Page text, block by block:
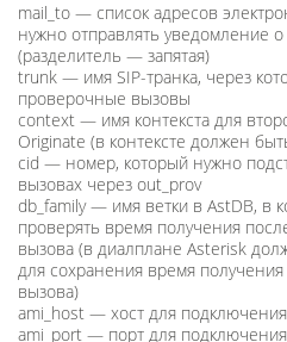
mail_to — список адресов
нужно отправлять уведомление
(разделитель — запятая)
trunk — имя SIP-транка, через
проверочные вызовы
context — имя контекста для
Originate (в контексте должен
cid — номер, который нужно
вызовах через out_prov
db_family — имя ветки в AstDB, в
проверять время получения
вызова (в диалплане Asterisk
для сохранения время
вызова)
ami_host — хост для
ami_port — порт для